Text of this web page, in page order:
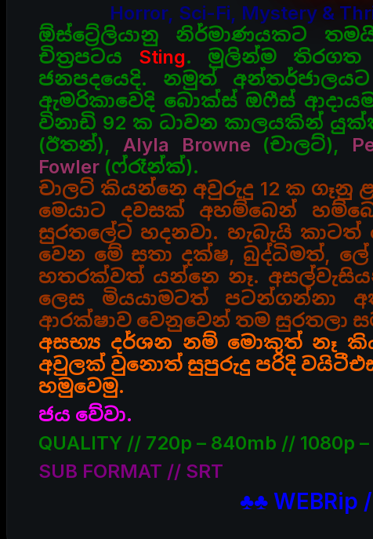
Horror, Sci-Fi, Mystery &
ඕස්ට්‍රේලියානු නිර්මාණයකට
චිත්‍රපටය Sting. මුලින්ම තිරගත
ජනපදයෙදි. නමුත්
ඇමරිකාවෙදි බොක්ස් ඔෆීස්
විනාඩි 92 ක ධාවන කාලයකින්
(ඊතන්), Alyla Browne (චාලට්),
Fowler (ෆ්රෑන්ක්).
චාලට් කියන්නෙ අවුරුදු 12 ක
මෙයාට දවසක් අහම්බෙන්
සුරතලේට හදනවා. හැබැයි
වෙන මේ සතා දක්ෂ, බුද්ධිමත්,
හතරක්වත් යන්නෙ නෑ.
ලෙස මියයාමටත් පටන්ගන්නා
ආරක්ෂාව වෙනුවෙන් තම
අසභ්‍ය දර්ශන නම් මොකුත් නෑ
අවුලක් වුනොත් සුපුරුදු පරිදි
හමුවෙමු.
ජය වේවා.
QUALITY // 720p – 840mb // 1080p –
SUB FORMAT // SRT
♣♣ WEBRip